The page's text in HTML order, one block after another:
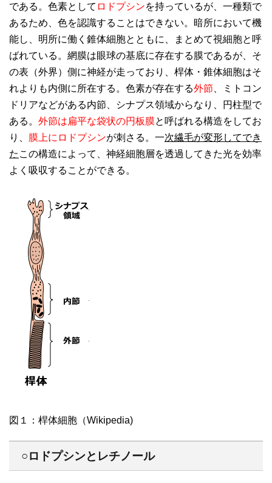
である。色素として ロドプシンを持っているが、一種類で
あるため、色を認識することはできない。暗所において機
能し、明所に働く錐体細胞とともに、まとめて視細胞と呼
ばれている。網膜は眼球の基底に存在する膜であるが、そ
の表（外界）側に神経が走っており、桿体・錐体細胞はそ
れよりも内側に所在する。色素が存在する外節 、ミトコン
ドリアなどがある内節、シナプス領域からなり、円柱型で
ある。 外節は扁平な袋状の円板膜と呼ばれる構造をしてお
り、 膜上にロドプシンが刺さる。一次繊毛が変形してでき
た この構造によって、神経細胞層を透過してきた光を効率
よく吸収することができる。
図１：桿体細胞（Wikipedia)
○ロドプシンとレチノール